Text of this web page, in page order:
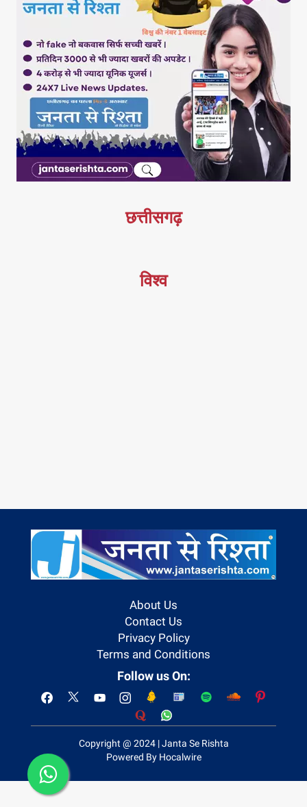
छत्तीसगढ़
विश्व
About Us
Contact Us
Privacy Policy
Terms and Conditions
Follow us On:
Copyright @ 2024 | Janta Se Rishta
Powered By Hocalwire